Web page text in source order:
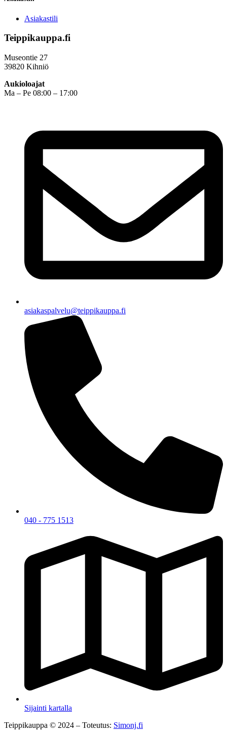
Asiakastili
Teippikauppa.fi
Museontie 27
39820 Kihniö
Aukioloajat
Ma – Pe 08:00 – 17:00
asiakaspalvelu@teippikauppa.fi
040 - 775 1513
Sijainti kartalla
Teippikauppa © 2024 – Toteutus: Simonj.fi